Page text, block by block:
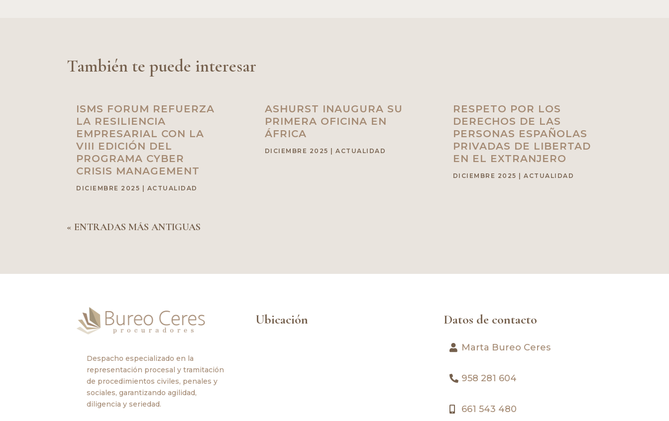
También te puede interesar
ISMS FORUM REFUERZA
LA RESILIENCIA
EMPRESARIAL CON LA
VIII EDICIÓN DEL
PROGRAMA CYBER
CRISIS MANAGEMENT
DICIEMBRE 2025 ACTUALIDAD
ASHURST INAUGURA SU
PRIMERA OFICINA EN
ÁFRICA
DICIEMBRE 2025 ACTUALIDAD
RESPETO POR LOS
DERECHOS DE LAS
PERSONAS ESPAÑOLAS
PRIVADAS DE LIBERTAD
EN EL EXTRANJERO
DICIEMBRE 2025 |ACTUALIDAD
« ENTRADAS MÁS ANTIGUAS
Despacho especializado en la
representación procesal y tramitación
de procedimientos civiles, penales y
sociales, garantizando agilidad,
diligencia y seriedad.
Ubicación Datos de contacto
Marta Bureo Ceres
958 281 604
661 543 480